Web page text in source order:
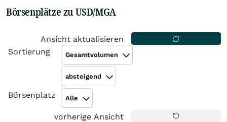
Börsenplätze zu USD/MGA
Ansicht aktualisieren
Sortierung
Gesamtvolumen
absteigend
Börsenplatz Alle
vorherige Ansicht